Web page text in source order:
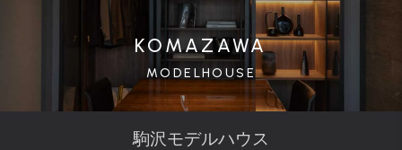
KOMAZAWA
MODELHOUSE
駒沢モデルハウス